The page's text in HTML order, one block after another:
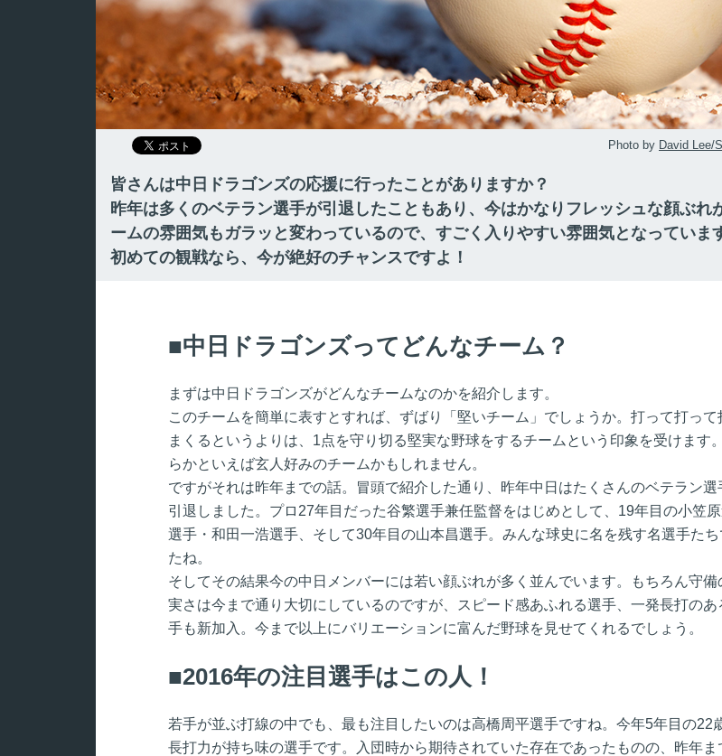
Photo by David Lee/
皆さんは中日ドラゴンズの応援に行ったことがありますか？
昨年は多くのベテラン選手が引退したこともあり、今はかなりフレッシュな顔ぶれ
ームの雰囲気もガラッと変わっているので、すごく入りやすい雰囲気となっていま
初めての観戦なら、今が絶好のチャンスですよ！
中日ドラゴンズってどんなチーム？
まずは中日ドラゴンズがどんなチームなのかを紹介します。
このチームを簡単に表すとすれば、ずばり「堅いチーム」でしょうか。打って打って
まくるというよりは、1点を守り切る堅実な野球をするチームという印象を受けます
らかといえば玄人好みのチームかもしれません。
ですがそれは昨年までの話。冒頭で紹介した通り、昨年中日はたくさんのベテラン選
引退しました。プロ27年目だった谷繁選手兼任監督をはじめとして、19年目の小笠
選手・和田一浩選手、そして30年目の山本昌選手。みんな球史に名を残す名選手たち
たね。
そしてその結果今の中日メンバーには若い顔ぶれが多く並んでいます。もちろん守備
実さは今まで通り大切にしているのですが、スピード感あふれる選手、一発長打のあ
手も新加入。今まで以上にバリエーションに富んだ野球を見せてくれるでしょう。
2016年の注目選手はこの人！
若手が並ぶ打線の中でも、最も注目したいのは高橋周平選手ですね。今年5年目の22
長打力が持ち味の選手です。入団時から期待されていた存在であったものの、昨年ま